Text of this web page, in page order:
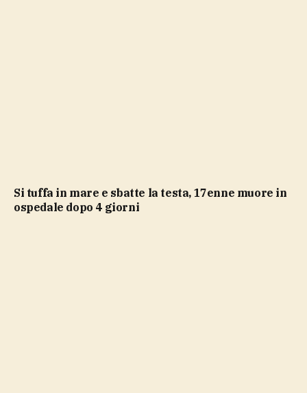
Si tuffa in mare e sbatte la testa, 17enne muore in
ospedale dopo 4 giorni